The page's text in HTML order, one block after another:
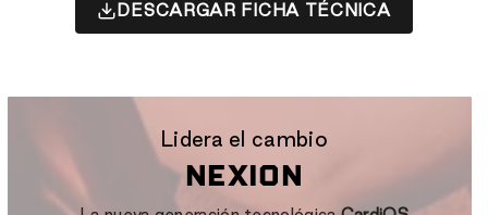
DESCARGAR FICHA TÉCNICA
Lidera el cambio
NEXION